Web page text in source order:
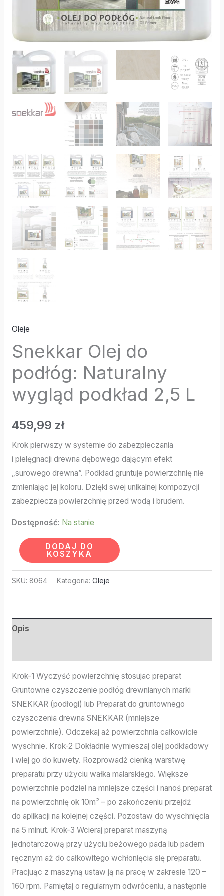
Oleje
Snekkar Olej do
podłóg: Naturalny
wygląd podkład 2,5 L
459,99 zł
Krok pierwszy w systemie do zabezpieczania
i pielęgnacji drewna dębowego dającym efekt
„surowego drewna”. Podkład gruntuje powierzchnię nie
zmieniając jej koloru. Dzięki swej unikalnej kompozycji
zabezpiecza powierzchnię przed wodą i brudem.
Dostępność: Na stanie
DODAJ DO
KOSZYKA
SKU: 8064 Kategoria: Oleje
Opis
Krok-1 Wyczyść powierzchnię stosujac preparat
Gruntowne czyszczenie podłóg drewnianych marki
SNEKKAR (podłogi) lub Preparat do gruntownego
czyszczenia drewna SNEKKAR (mniejsze
powierzchnie). Odczekaj aż powierzchnia całkowicie
wyschnie. Krok-2 Dokładnie wymieszaj olej podkładowy
i wlej go do kuwety. Rozprowadź cienką warstwę
preparatu przy użyciu wałka malarskiego. Większe
powierzchnie podziel na mniejsze części i nanoś preparat
na powierzchnię ok 10m² – po zakończeniu przejdź
do aplikacji na kolejnej części. Pozostaw do wyschnięcia
na 5 minut. Krok-3 Wcieraj preparat maszyną
jednotarczową przy użyciu beżowego pada lub padem
ręcznym aż do całkowitego wchłonięcia się preparatu.
Pracjuąc z maszyną ustaw ją na pracę w zakresie 120 –
160 rpm. Pamiętaj o regularnym odwróceniu, a następnie